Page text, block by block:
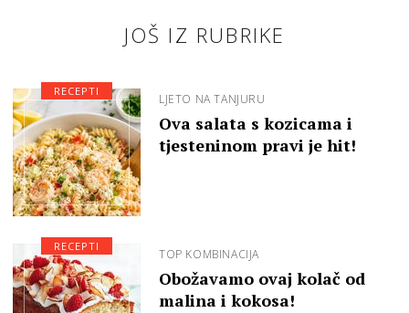
JOŠ IZ RUBRIKE
LJETO NA TANJURU
Ova salata s kozicama i
tjesteninom pravi je hit!
RECEPTI
TOP KOMBINACIJA
Obožavamo ovaj kolač od
malina i kokosa!
RECEPTI